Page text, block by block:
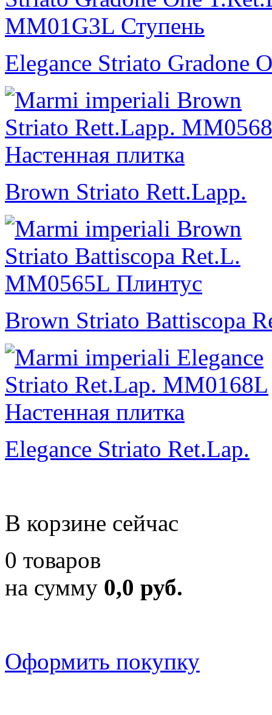
Elegance Striato Gradone
Brown Striato Rett.Lapp.
Brown Striato Battiscopa
Elegance Striato Ret.Lap.
В корзине сейчас
0 товаров
на сумму 0,0 руб.
Оформить покупку